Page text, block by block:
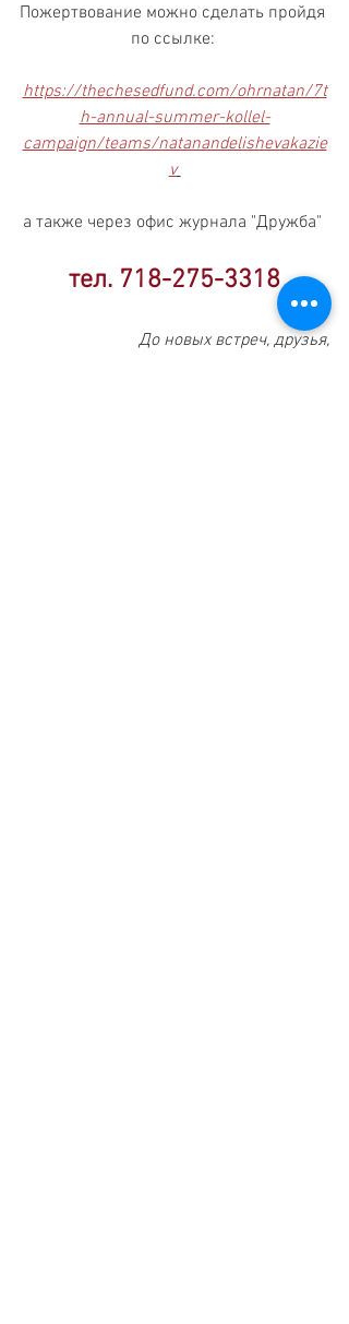
Пожертвование можно сделать пройдя
по ссылке:
https://thechesedfund.com/ohrnatan/7t
h-annual-summer-kollel-
campaign/teams/natanandelishevakazie
v
а также через офис журнала "Дружба"
тел. 718-275-3318
До новых встреч, друзья,